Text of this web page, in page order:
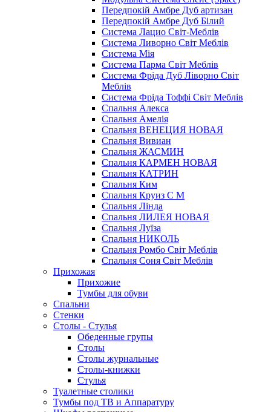
Передпокій Амбре Дуб артизан
Передпокій Амбре Дуб Білий
Система Лацио Світ-Меблів
Система Ливорно Світ Меблів
Система Мія
Система Парма Свiт Меблiв
Система Фріда Дуб Ліворно Світ
Меблів
Система Фріда Тоффі Світ Меблів
Спальня Алекса
Спальня Амелія
Спальня ВЕНЕЦИЯ НОВАЯ
Спальня Вивиан
Спальня ЖАСМИН
Спальня КАРМЕН НОВАЯ
Спальня КАТРИН
Спальня Ким
Спальня Круиз С М
Спальня Лінда
Спальня ЛИЛЕЯ НОВАЯ
Спальня Луїза
Спальня НИКОЛЬ
Спальня Ромбо Світ Меблів
Спальня Соня Світ Меблів
Прихожая
Прихожие
Тумбы для обуви
Спальни
Стенки
Столы - Стулья
Обеденные групы
Столы
Столы журнальные
Столы-книжки
Стулья
Туалетные столики
Тумбы под ТВ и Аппаратуру